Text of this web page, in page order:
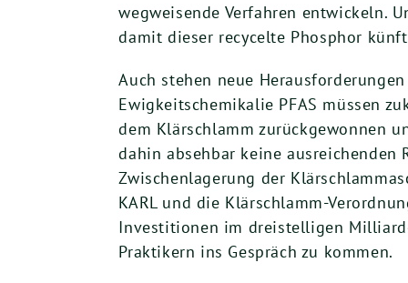
wegweisende Verfahren entwickeln.
damit dieser recycelte Phosphor
Auch stehen neue
Ewigkeitschemikalie PFAS müssen
dem Klärschlamm zurückgewonnen
dahin absehbar keine
Zwischenlagerung der
KARL und die Klärschlamm-
Investitionen im dreistelligen
Praktikern ins Gespräch zu kommen.